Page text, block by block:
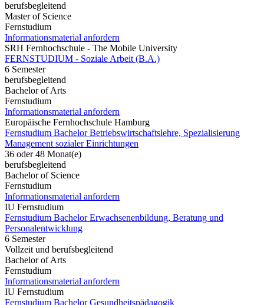
berufsbegleitend
Master of Science
Fernstudium
Informationsmaterial anfordern
SRH Fernhochschule - The Mobile University
FERNSTUDIUM - Soziale Arbeit (B.A.)
6 Semester
berufsbegleitend
Bachelor of Arts
Fernstudium
Informationsmaterial anfordern
Europäische Fernhochschule Hamburg
Fernstudium Bachelor Betriebswirtschaftslehre, Spezialisierung
Management sozialer Einrichtungen
36 oder 48 Monat(e)
berufsbegleitend
Bachelor of Science
Fernstudium
Informationsmaterial anfordern
IU Fernstudium
Fernstudium Bachelor Erwachsenenbildung, Beratung und
Personalentwicklung
6 Semester
Vollzeit und berufsbegleitend
Bachelor of Arts
Fernstudium
Informationsmaterial anfordern
IU Fernstudium
Fernstudium Bachelor Gesundheitspädagogik